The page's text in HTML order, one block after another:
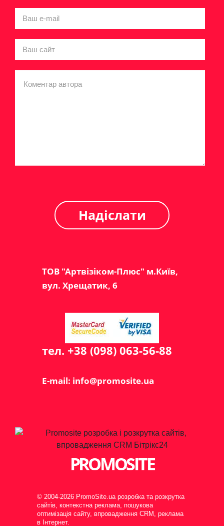
ТОВ "Артвізіком-Плюс" м.Київ,
вул. Хрещатик, 6
тел. +38 (098) 063-56-88
E-mail: info@promosite.ua
PROMOSITE
© 2004-2026 PromoSite.ua розробка та розкрутка
сайтів, контекстна реклама, пошукова
оптимізація сайту, впровадження CRM, реклама
в Інтернет.